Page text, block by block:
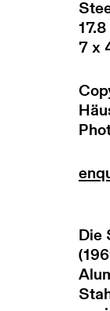
7 x
Die